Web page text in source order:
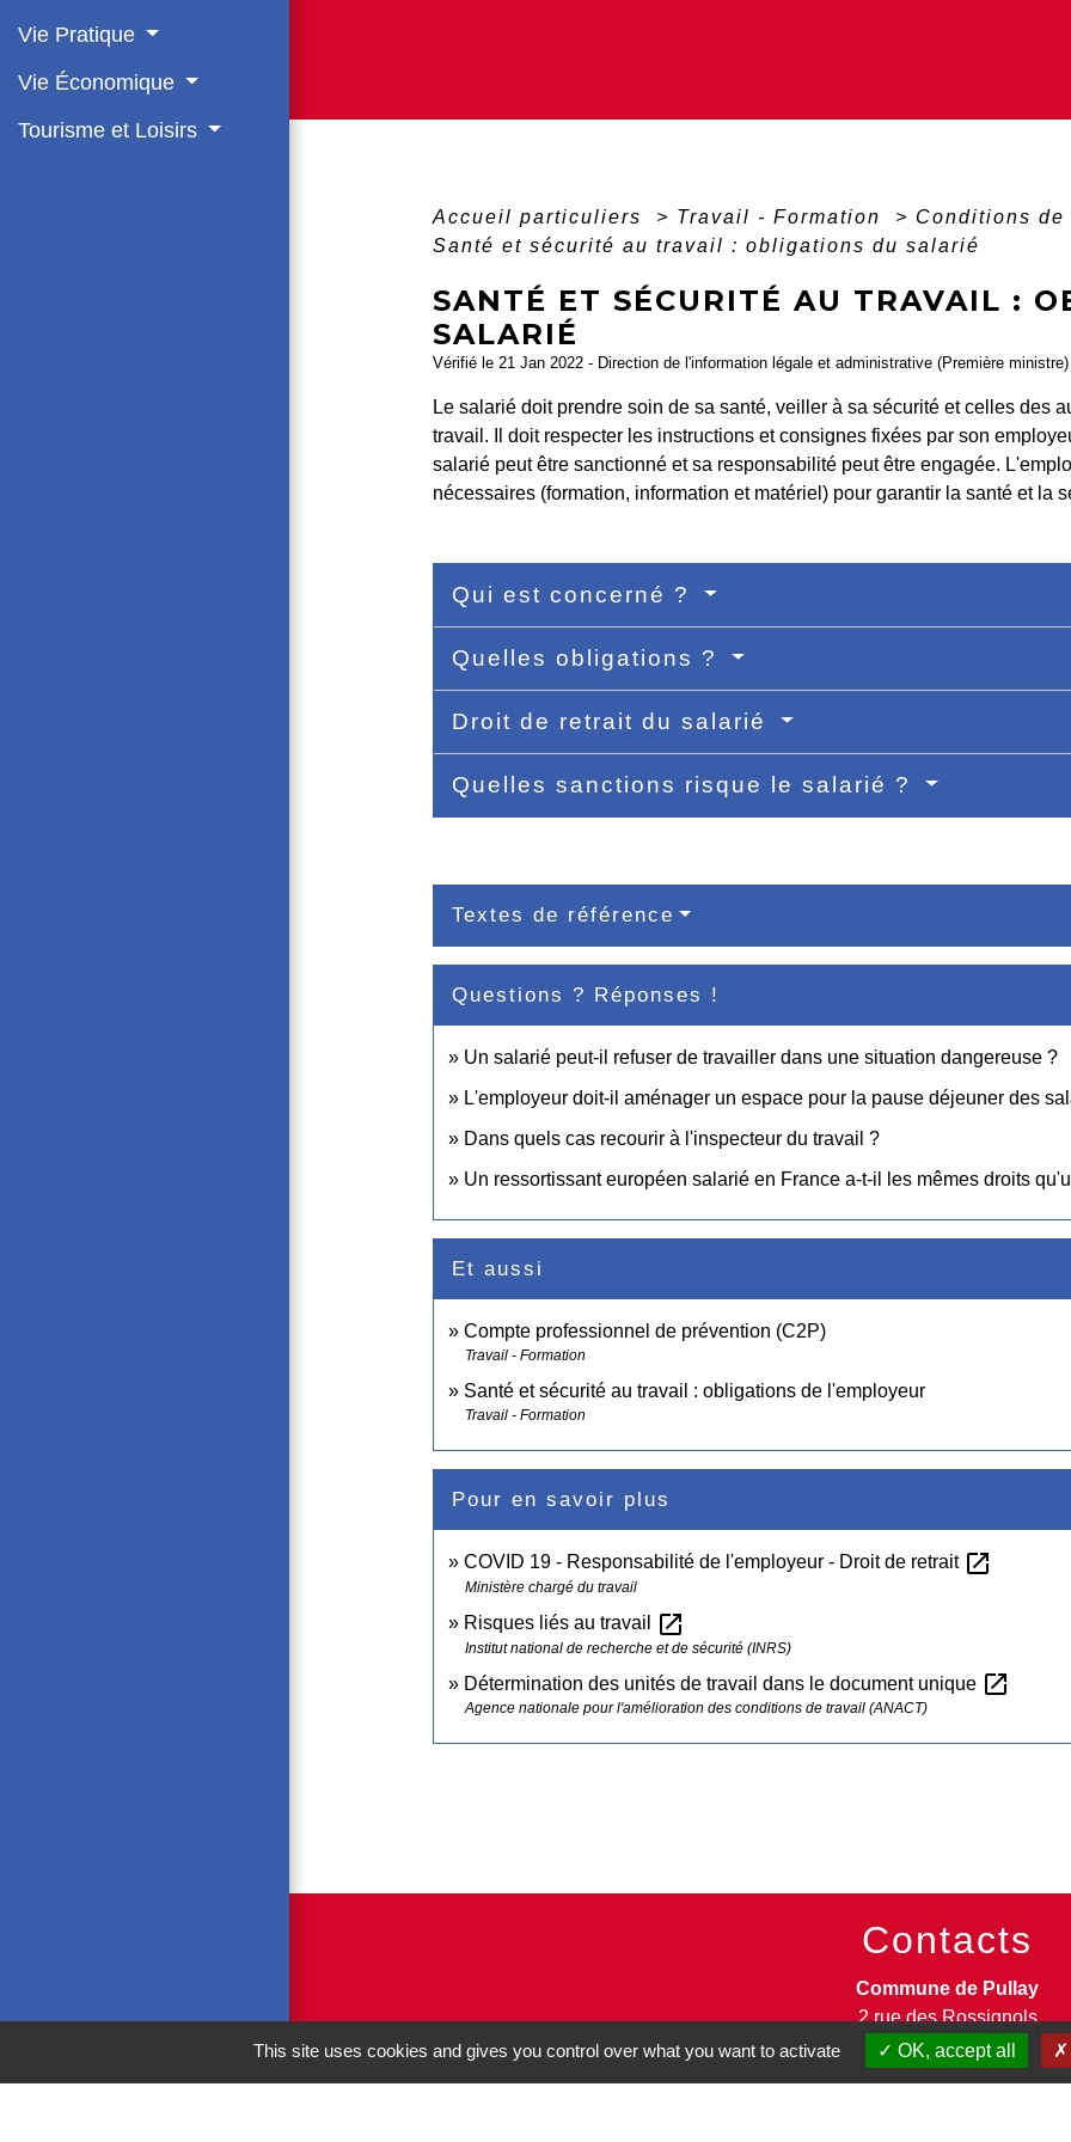
Vie Pratique
Vie Économique
Tourisme et Loisirs
Accueil particuliers > Travail - Formation > Conditions
Santé et sécurité au travail : obligations du salarié
SANTÉ ET SÉCURITÉ AU TRAVAIL :
SALARIÉ
Vérifié le 21 Jan 2022 - Direction de l'information légale et administrative (Première ministre)
Le salarié doit prendre soin de sa santé, veiller à sa sécurité et celles des
travail. Il doit respecter les instructions et consignes fixées par son
salarié peut être sanctionné et sa responsabilité peut être engagée.
nécessaires (formation, information et matériel) pour garantir la santé et la
Qui est concerné ?
Quelles obligations ?
Droit de retrait du salarié
Quelles sanctions risque le salarié ?
Textes de référence
Questions ? Réponses !
Un salarié peut-il refuser de travailler dans une situation dangereuse ?
L'employeur doit-il aménager un espace pour la pause déjeuner des
Dans quels cas recourir à l'inspecteur du travail ?
Un ressortissant européen salarié en France a-t-il les mêmes droits
Et aussi
Compte professionnel de prévention (C2P)
Travail - Formation
Santé et sécurité au travail : obligations de l'employeur
Travail - Formation
Pour en savoir plus
COVID 19 - Responsabilité de l'employeur - Droit de retrait open_in_new
Ministère chargé du travail
Risques liés au travail open_in_new
Institut national de recherche et de sécurité (INRS)
Détermination des unités de travail dans le document unique open_in_new
Agence nationale pour l'amélioration des conditions de travail (ANACT)
Contacts
Commune de Pullay
2 rue des Rossignols
27130 Pullay - FRANCE
+33 2 32 32 18 58
This site uses cookies and gives you control over what you want to activate OK, accept all